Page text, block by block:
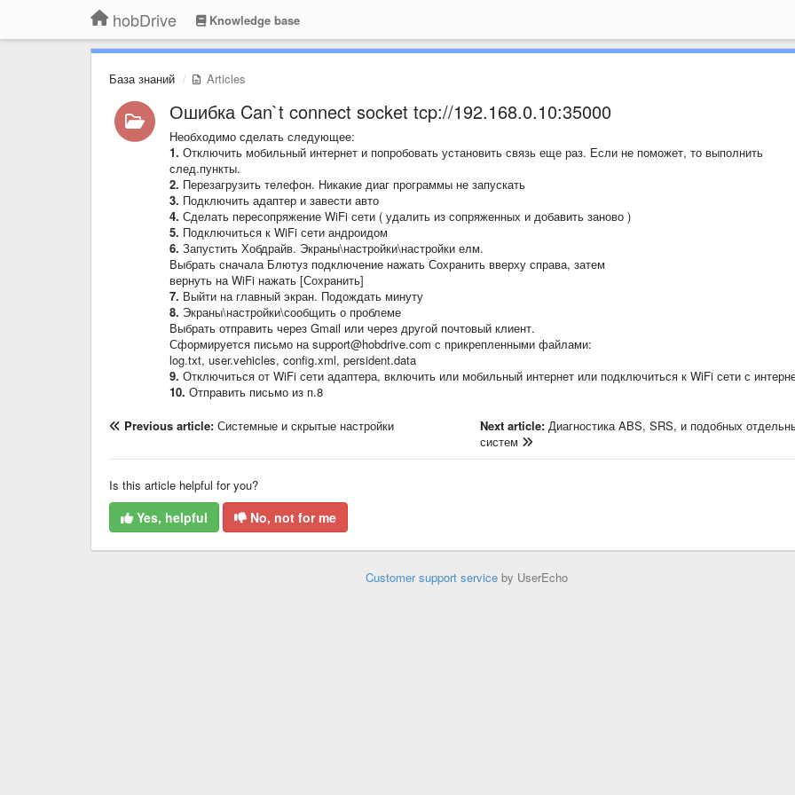
hobDrive Knowledge base
База знаний Articles
Ошибка Can`t connect socket tcp://192.168.0.10:35000
Необходимо сделать следующее:
1. Отключить мобильный интернет и попробовать установить связь еще раз. Если не поможет, то выполнить
след.пункты.
2. Перезагрузить телефон. Никакие диаг программы не запускать
3. Подключить адаптер и завести авто
4. Сделать пересопряжение WiFi сети ( удалить из сопряженных и добавить заново )
5. Подключиться к WiFi сети андроидом
6. Запустить Хобдрайв. Экраны\настройки\настройки елм.
Выбрать сначала Блютуз подключение нажать Сохранить вверху справа, затем
вернуть на WiFi нажать [Сохранить]
7. Выйти на главный экран. Подождать минуту
8. Экраны\настройки\сообщить о проблеме
Выбрать отправить через Gmail или через другой почтовый клиент.
Сформируется письмо на support@hobdrive.com с прикрепленными файлами:
log.txt, user.vehicles, config.xml, persident.data
9. Отключиться от WiFi сети адаптера, включить или мобильный интернет или подключиться к WiFi сети с
10. Отправить письмо из п.8
Previous article: Системные и скрытые настройки Next article: Диагностика ABS, SRS, и подобных
систем
Is this article helpful for you?
Yes, helpful No, not for me
Customer support serviceby UserEcho